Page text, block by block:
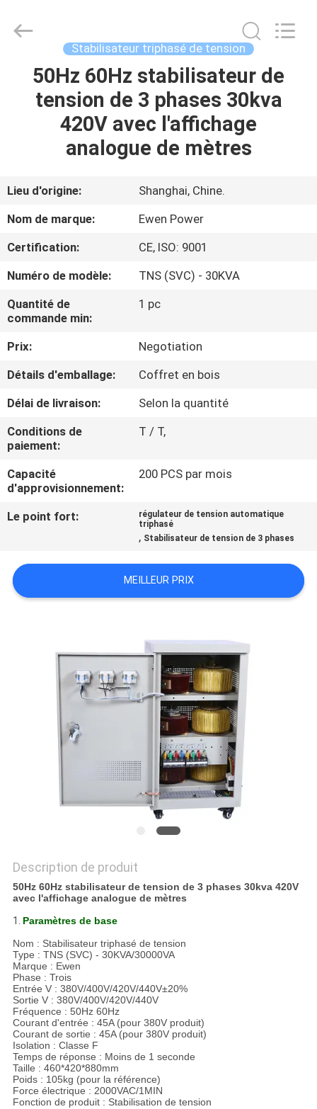
MAISON
VIDÉOS
À
PROPOS
DE
VISITE
DE
L'USINE
CONTRÔLE
DE
LA
NOUS
DEMANDEZ
NOUVELLES
phases
Fournisseur.
avrstabilizer.com.
Stabilisateur triphasé de tension
50Hz 60Hz stabilisateur de
tension de 3 phases 30kva
420V avec l'affichage
analogue de mètres
Lieu d'origine:
Shanghai, Chine.
Nom de marque:
Ewen Power
Certification:
CE, ISO: 9001
Numéro de modèle:
TNS (SVC) - 30KVA
Quantité de
commande min:
1 pc
Prix:
Negotiation
Détails d'emballage:
Coffret en bois
Délai de livraison:
Selon la quantité
Conditions de
paiement:
T / T,
Capacité
d'approvisionnement:
200 PCS par mois
Le point fort:
régulateur de tension automatique
triphasé
, Stabilisateur de tension de 3 phases
MEILLEUR PRIX
Description de produit
50Hz 60Hz stabilisateur de tension de 3 phases 30kva 420V
avec l'affichage analogue de mètres
1. Paramètres de base
Nom : Stabilisateur triphasé de tension
Type : TNS (SVC) - 30KVA/30000VA
Marque : Ewen
Phase : Trois
Entrée V : 380V/400V/420V/440V±20%
Sortie V : 380V/400V/420V/440V
Fréquence : 50Hz 60Hz
Courant d'entrée : 45A (pour 380V produit)
Courant de sortie : 45A (pour 380V produit)
Isolation : Classe F
Temps de réponse : Moins de 1 seconde
Taille : 460*420*880mm
Poids : 105kg (pour la référence)
Force électrique : 2000VAC/1MIN
Fonction de produit : Stabilisation de tension